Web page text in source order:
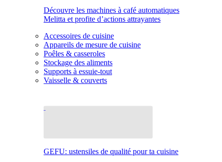
Découvre les machines à café automatiques
Melitta et profite d’actions attrayantes
Accessoires de cuisine
Appareils de mesure de cuisine
Poêles & casseroles
Stockage des aliments
Supports à essuie-tout
Vaisselle & couverts
GEFU: ustensiles de qualité pour ta cuisine